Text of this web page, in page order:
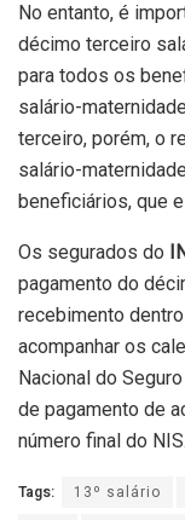
No entanto, é
décimo terceiro
para todos os
salário-
terceiro, porém, o
salário-
beneficiários, que
Os segurados do
pagamento do
recebimento
acompanhar os
Nacional do
de pagamento de
número final do NIS.
Tags: 13º salário